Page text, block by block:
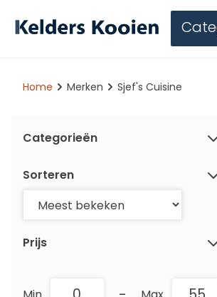
Home Merken Sjef's Cuisine
Categorieën
Sorteren
Prijs